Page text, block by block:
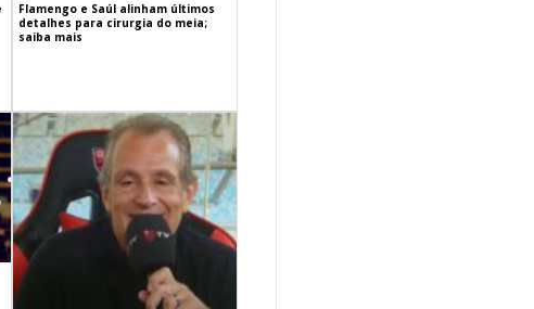
Flamengo e Saúl alinham últimos
detalhes para cirurgia do meia;
saiba mais